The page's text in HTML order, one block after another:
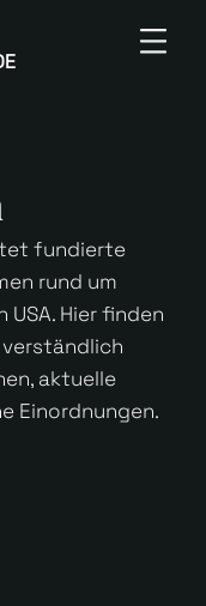
fundierte
rund um
Hier finden
aktuelle
Einordnungen.